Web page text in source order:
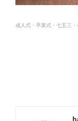
成人式・卒業式・七五三・